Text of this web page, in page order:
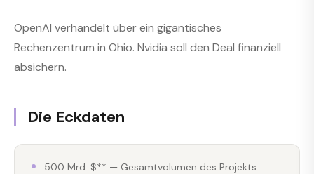
OpenAI verhandelt über ein gigantisches
Rechenzentrum in Ohio. Nvidia soll den Deal finanziell
absichern.
Die Eckdaten
500 Mrd. $** — Gesamtvolumen des Projekts